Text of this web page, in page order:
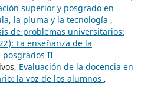
superior y posgrado en
la pluma y la tecnología ,
de problemas universitarios:
La enseñanza de la
posgrados II
Evaluación de la docencia en
la voz de los alumnos ,